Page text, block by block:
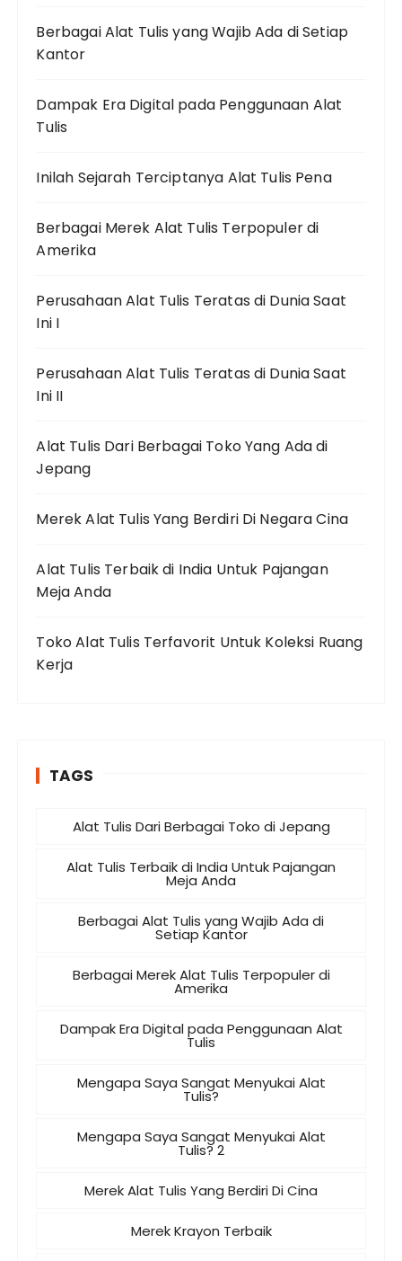
Berbagai Alat Tulis yang Wajib Ada di Setiap
Kantor
Dampak Era Digital pada Penggunaan Alat
Tulis
Inilah Sejarah Terciptanya Alat Tulis Pena
Berbagai Merek Alat Tulis Terpopuler di
Amerika
Perusahaan Alat Tulis Teratas di Dunia Saat
Ini I
Perusahaan Alat Tulis Teratas di Dunia Saat
Ini II
Alat Tulis Dari Berbagai Toko Yang Ada di
Jepang
Merek Alat Tulis Yang Berdiri Di Negara Cina
Alat Tulis Terbaik di India Untuk Pajangan
Meja Anda
Toko Alat Tulis Terfavorit Untuk Koleksi Ruang
Kerja
TAGS
Alat Tulis Dari Berbagai Toko di Jepang
Alat Tulis Terbaik di India Untuk Pajangan
Meja Anda
Berbagai Alat Tulis yang Wajib Ada di
Setiap Kantor
Berbagai Merek Alat Tulis Terpopuler di
Amerika
Dampak Era Digital pada Penggunaan Alat
Tulis
Mengapa Saya Sangat Menyukai Alat
Tulis?
Mengapa Saya Sangat Menyukai Alat
Tulis? 2
Merek Alat Tulis Yang Berdiri Di Cina
Merek Krayon Terbaik